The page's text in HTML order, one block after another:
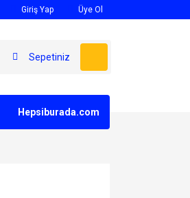
Giriş Yap Üye Ol
Sepetiniz
Hepsiburada.com